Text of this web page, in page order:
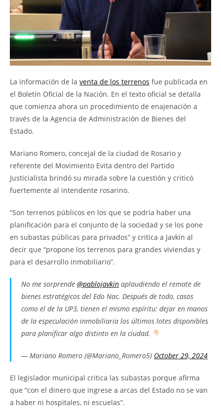
La información de la venta de los terrenos fue publicada en
el Boletín Oficial de la Nación. En el texto oficial se detalla
que comienza ahora un procedimiento de enajenación a
través de la Agencia de Administración de Bienes del
Estado.
Mariano Romero, concejal de la ciudad de Rosario y
referente del Movimiento Evita dentro del Partido
Justicialista brindó su mirada sobre la cuestión y criticó
fuertemente al intendente rosarino.
“Son terrenos públicos en los que se podría haber una
planificación para el conjunto de la sociedad y se los pone
en subastas públicas para privados” y critica a Javkin al
decir que “propone los terrenos para grandes viviendas y
para el desarrollo inmobiliario”.
No me sorprende @pablojavkin aplaudiendo el remate de
bienes estratégicos del Edo Nac. Después de todo, casos
como el de la UP3, tienen el mismo espíritu: dejar en manos
de la especulación inmobiliaria los últimos lotes disponibles
para planificar algo distinto en la ciudad.
— Mariano Romero (@Mariano_Romero5) October 29, 2024
El legislador municipal critica las subastas porque afirma
que “con el dinero que ingrese a arcas del Estado no se van
a haber ni hospitales, ni escuelas”.